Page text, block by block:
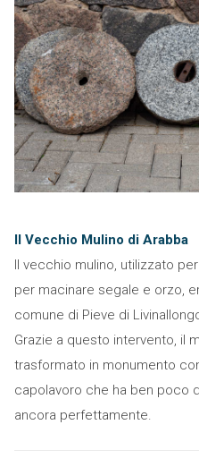
Il Vecchio Mulino di Arabba
Il vecchio mulino, utilizzato
per macinare segale e orzo,
comune di Pieve di
Grazie a questo intervento, il
trasformato in monumento
capolavoro che ha ben poco
ancora perfettamente.